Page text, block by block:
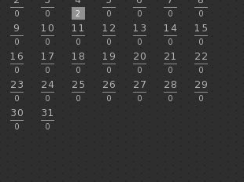
0 0 2 0 0 0 0
9
0
10
0
11
0
12
0
13
0
14
0
15
0
16
0
17
0
18
0
19
0
20
0
21
0
22
0
23
0
24
0
25
0
26
0
27
0
28
0
29
0
30
0
31
0